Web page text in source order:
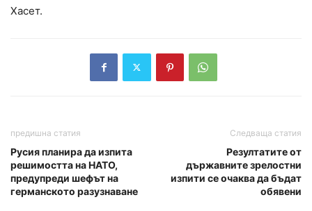
Хасет.
предишна статия
Русия планира да изпита
решимостта на НАТО,
предупреди шефът на
германското разузнаване
Следваща статия
Резултатите от
държавните зрелостни
изпити се очаква да бъдат
обявени